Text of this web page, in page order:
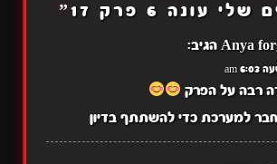
עונה 6 פרק 17
”
Anya הגיב:
רבה על הפרק
למערכת כדי להשתתף בדיון